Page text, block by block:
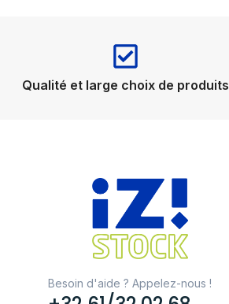
Qualité et large choix de produits
Besoin d'aide ? Appelez-nous !